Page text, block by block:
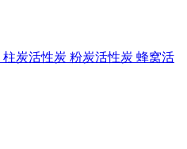
柱炭活性炭 粉炭活性炭 蜂窝活